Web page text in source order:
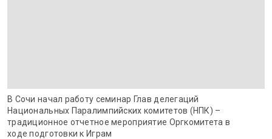
В Сочи начал работу семинар Глав делегаций
Национальных Паралимпийских комитетов (НПК) –
традиционное отчетное мероприятие Оргкомитета в
ходе подготовки к Играм